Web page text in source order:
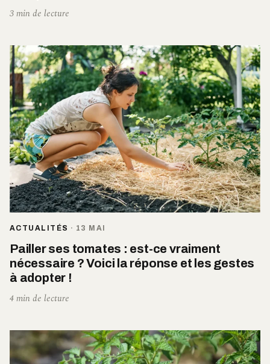
3 min de lecture
ACTUALITÉS · 13 MAI
Pailler ses tomates : est-ce vraiment
nécessaire ? Voici la réponse et les gestes
à adopter !
4 min de lecture